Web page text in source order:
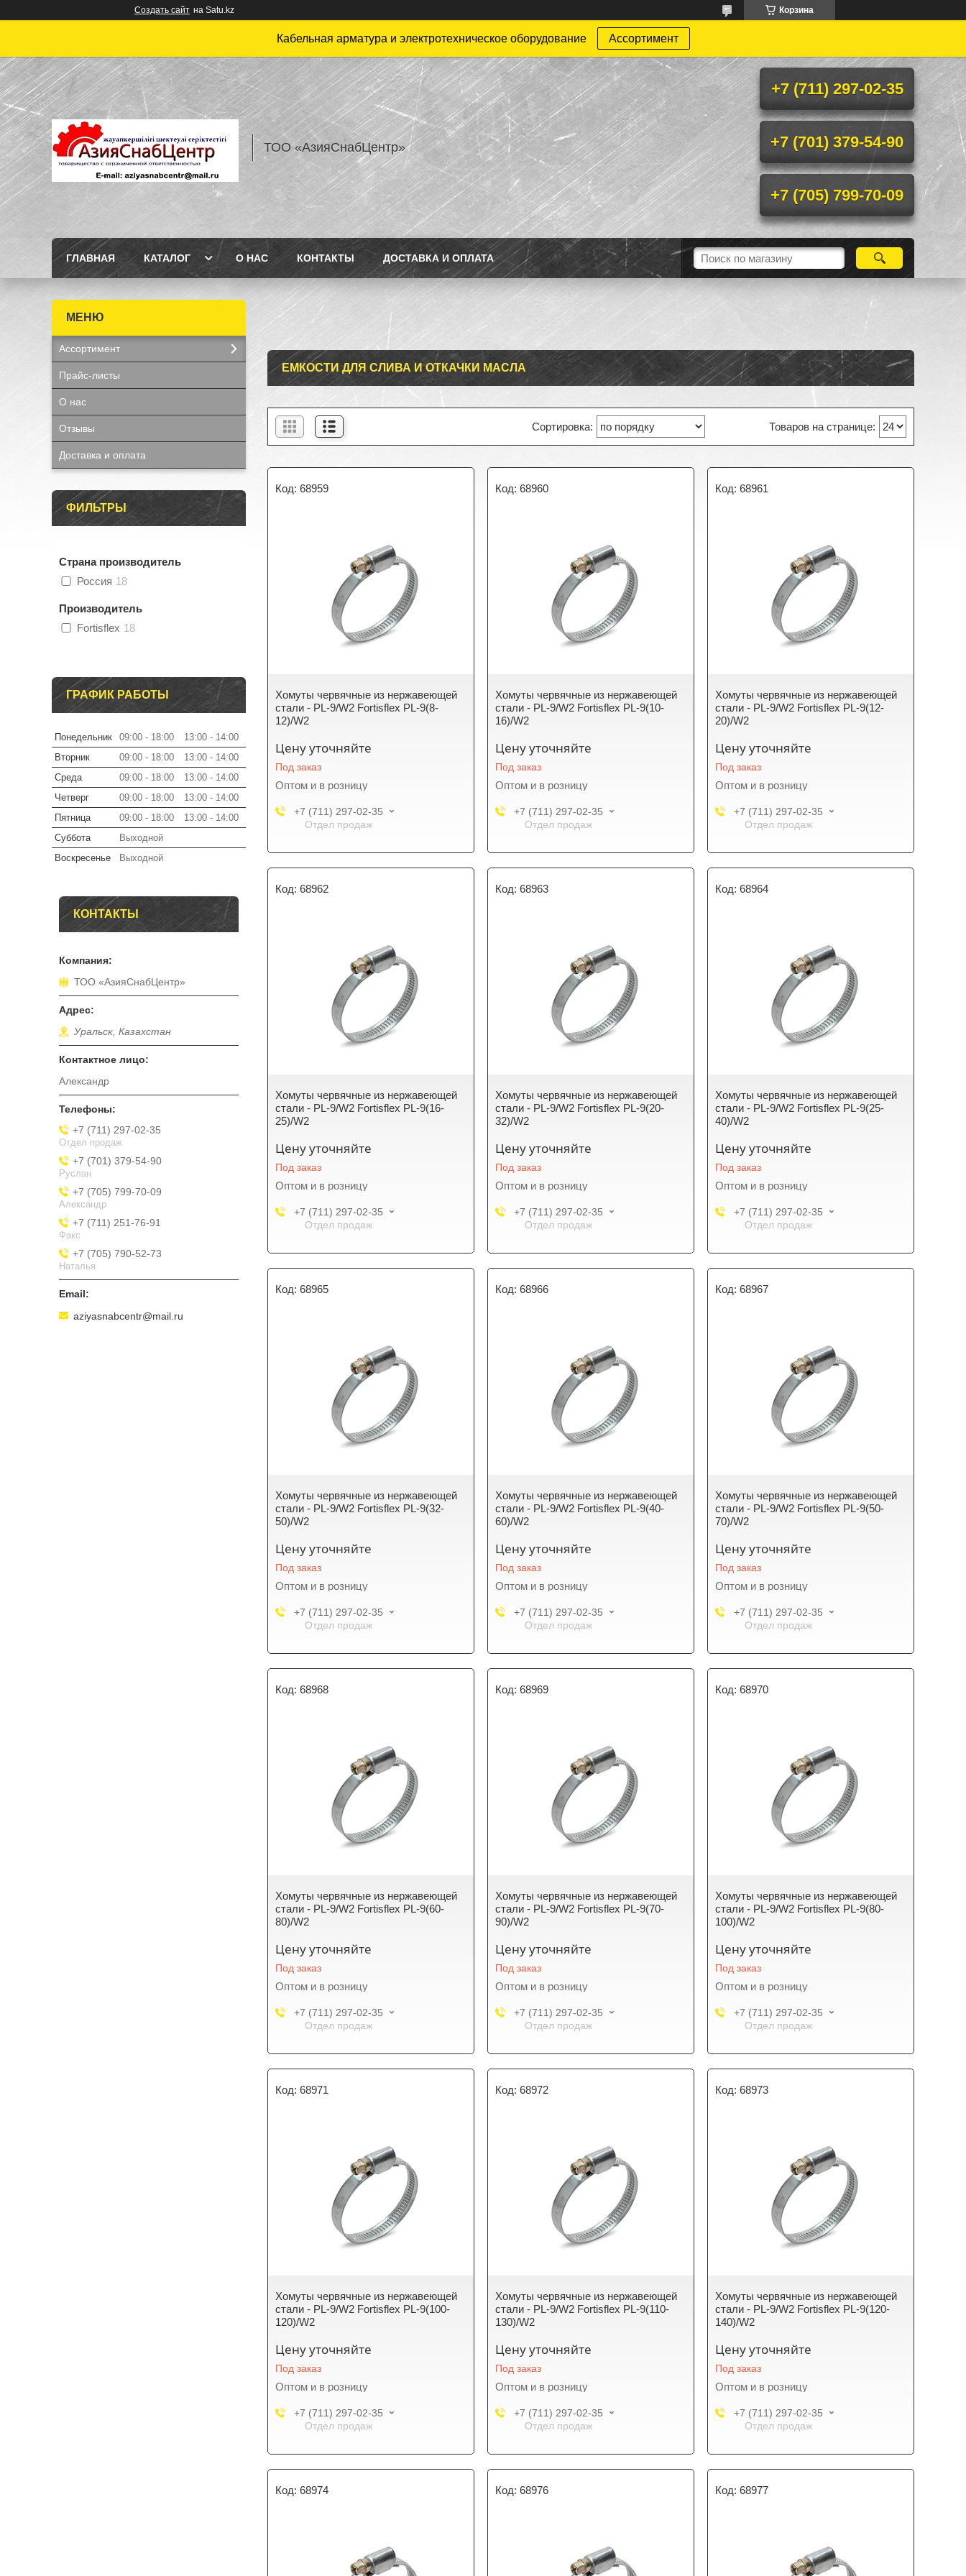
Создать сайт на Satu.kz Корзина
Кабельная арматура и электротехническое оборудование Ассортимент
ТОО «АзияСнабЦентр»
+7 (711) 297-02-35
+7 (701) 379-54-90
+7 (705) 799-70-09
ГЛАВНАЯ КАТАЛОГ О НАС КОНТАКТЫ ДОСТАВКА И ОПЛАТА
ЕМКОСТИ ДЛЯ СЛИВА И ОТКАЧКИ МАСЛА
68959
Хомуты червячные из нержавеющей
стали - PL-9/W2 Fortisflex PL-9(8-
12)/W2
Цену уточняйте
Под заказ
Оптом и в розницу
+7 (711) 297-02-35
Отдел продаж
68960
Хомуты червячные из нержавеющей
стали - PL-9/W2 Fortisflex PL-9(10-
16)/W2
Цену уточняйте
Под заказ
Оптом и в розницу
+7 (711) 297-02-35
Отдел продаж
68961
Хомуты червячные из нержавеющей
стали - PL-9/W2 Fortisflex PL-9(12-
20)/W2
Цену уточняйте
Под заказ
Оптом и в розницу
+7 (711) 297-02-35
Отдел продаж
68962
Хомуты червячные из нержавеющей
стали - PL-9/W2 Fortisflex PL-9(16-
25)/W2
Цену уточняйте
Под заказ
Оптом и в розницу
+7 (711) 297-02-35
Отдел продаж
68963
Хомуты червячные из нержавеющей
стали - PL-9/W2 Fortisflex PL-9(20-
32)/W2
Цену уточняйте
Под заказ
Оптом и в розницу
+7 (711) 297-02-35
Отдел продаж
68964
Хомуты червячные из нержавеющей
стали - PL-9/W2 Fortisflex PL-9(25-
40)/W2
Цену уточняйте
Под заказ
Оптом и в розницу
+7 (711) 297-02-35
Отдел продаж
68965
Хомуты червячные из нержавеющей
стали - PL-9/W2 Fortisflex PL-9(32-
50)/W2
Цену уточняйте
Под заказ
Оптом и в розницу
+7 (711) 297-02-35
Отдел продаж
68966
Хомуты червячные из нержавеющей
стали - PL-9/W2 Fortisflex PL-9(40-
60)/W2
Цену уточняйте
Под заказ
Оптом и в розницу
+7 (711) 297-02-35
Отдел продаж
68967
Хомуты червячные из нержавеющей
стали - PL-9/W2 Fortisflex PL-9(50-
70)/W2
Цену уточняйте
Под заказ
Оптом и в розницу
+7 (711) 297-02-35
Отдел продаж
68968
Хомуты червячные из нержавеющей
стали - PL-9/W2 Fortisflex PL-9(60-
80)/W2
Цену уточняйте
Под заказ
Оптом и в розницу
+7 (711) 297-02-35
Отдел продаж
68969
Хомуты червячные из нержавеющей
стали - PL-9/W2 Fortisflex PL-9(70-
90)/W2
Цену уточняйте
Под заказ
Оптом и в розницу
+7 (711) 297-02-35
Отдел продаж
68970
Хомуты червячные из нержавеющей
стали - PL-9/W2 Fortisflex PL-9(80-
100)/W2
Цену уточняйте
Под заказ
Оптом и в розницу
+7 (711) 297-02-35
Отдел продаж
68971
Хомуты червячные из нержавеющей
стали - PL-9/W2 Fortisflex PL-9(100-
120)/W2
Цену уточняйте
Под заказ
Оптом и в розницу
+7 (711) 297-02-35
Отдел продаж
68972
Хомуты червячные из нержавеющей
стали - PL-9/W2 Fortisflex PL-9(110-
130)/W2
Цену уточняйте
Под заказ
Оптом и в розницу
+7 (711) 297-02-35
Отдел продаж
68973
Хомуты червячные из нержавеющей
стали - PL-9/W2 Fortisflex PL-9(120-
140)/W2
Цену уточняйте
Под заказ
Оптом и в розницу
+7 (711) 297-02-35
Отдел продаж
68974 68976 68977
Ассортимент
Прайс-листы
О нас
Отзывы
Доставка и оплата
ФИЛЬТРЫ
Страна производитель
Россия 18
Производитель
Fortisflex 18
ГРАФИК РАБОТЫ
Понедельник 09:00 18:00 13:00
14:00
Вторник
09:00 18:00 13:00
14:00
Среда
09:00 18:00 13:00
14:00
Четверг
09:00 18:00 13:00
14:00
Пятница
09:00 18:00 13:00
14:00
Суббота
Выходной
Воскресенье
Выходной
КОНТАКТЫ
ТОО «АзияСнабЦентр»
Уральск, Казахстан
Александр
+7 (711) 297-02-35
Отдел продаж
+7 (701) 379-54-90
Руслан
+7 (705) 799-70-09
Александр
+7 (711) 251-76-91
Факс
+7 (705) 790-52-73
Наталья
aziyasnabcentr@mail.ru